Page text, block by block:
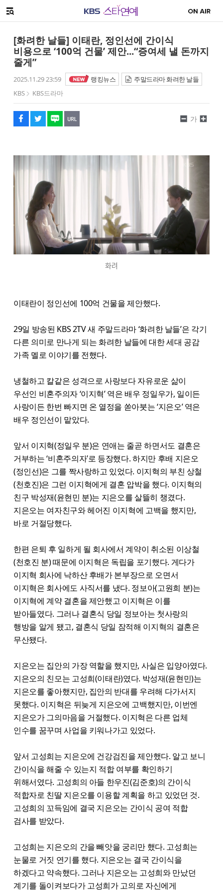
메뉴 열기
[화려한 날들] 이태란, 정인선에 간이식
비용으로 ‘100억 건물’ 제안...“증여세 낼 돈까지
줄게”
2025.11.29 23:59 랭킹뉴스
주말드라마 화려한 날들
KBS
KBS드라마
페이스북
트위터
네이버
URL복사
글씨 작게보기
가
글씨 크게보기
화려
이태란이 정인선에 100억 건물을 제안했다.
29일 방송된 KBS 2TV 새 주말드라마 ‘화려한 날들’은 각기
다른 의미로 만나게 되는 화려한 날들에 대한 세대 공감
가족 멜로 이야기를 전했다.
냉철하고 칼같은 성격으로 사랑보다 자유로운 삶이
우선인 비혼주의자 ‘이지혁’ 역은 배우 정일우가, 일이든
사랑이든 한번 빠지면 온 열정을 쏟아붓는 ‘지은오’ 역은
배우 정인선이 맡았다.
앞서 이지혁(정일우 분)은 연애는 줄곧 하면서도 결혼은
거부하는 ‘비혼주의자’로 등장했다. 하지만 후배 지은오
(정인선)은 그를 짝사랑하고 있었다. 이지혁의 부친 상철
(천호진)은 그런 이지혁에게 결혼 압박을 했다. 이지혁의
친구 박성재(윤현민 분)는 지은오를 살뜰히 챙겼다.
지은오는 여자친구와 헤어진 이지혁에 고백을 했지만,
바로 거절당했다.
한편 은퇴 후 일하게 될 회사에서 계약이 취소된 이상철
(천호진 분) 때문에 이지혁은 독립을 포기했다. 게다가
이지혁 회사에 낙하산 후배가 본부장으로 오면서
이지혁은 회사에도 사직서를 냈다. 정보아(고원희 분)는
이지혁에 계약 결혼을 제안했고 이지혁은 이를
받아들였다. 그러나 결혼식 당일 정보아는 첫사랑의
행방을 알게 됐고, 결혼식 당일 잠적해 이지혁의 결혼은
무산됐다.
지은오는 집안의 가장 역할을 했지만, 사실은 입양아였다.
지은오의 친모는 고성희(이태란)였다. 박성재(윤현민)는
지은오를 좋아했지만, 집안의 반대를 우려해 다가서지
못했다. 이지혁은 뒤늦게 지은오에 고백했지만, 이번엔
지은오가 그의마음을 거절했다. 이지혁은 다른 업체
인수를 꿈꾸며 사업을 키워나가고 있었다.
앞서 고성희는 지은오에 건강검진을 제안했다. 알고 보니
간이식을 해줄 수 있는지 적합 여부를 확인하기
위해서였다. 고성희의 아들 한우진(김준호)의 간이식
적합자로 친딸 지은오를 이용할 계획을 하고 있었던 것.
고성희의 꼬득임에 결국 지은오는 간이식 공여 적합
검사를 받았다.
고성희는 지은오의 간을 빼앗을 궁리만 했다. 고성희는
눈물로 거짓 연기를 했다. 지은오는 결국 간이식을
하겠다고 약속했다. 그러나 지은오는 고성희와 만났던
계기를 돌이켜보다가 고성희가 고의로 자신에게